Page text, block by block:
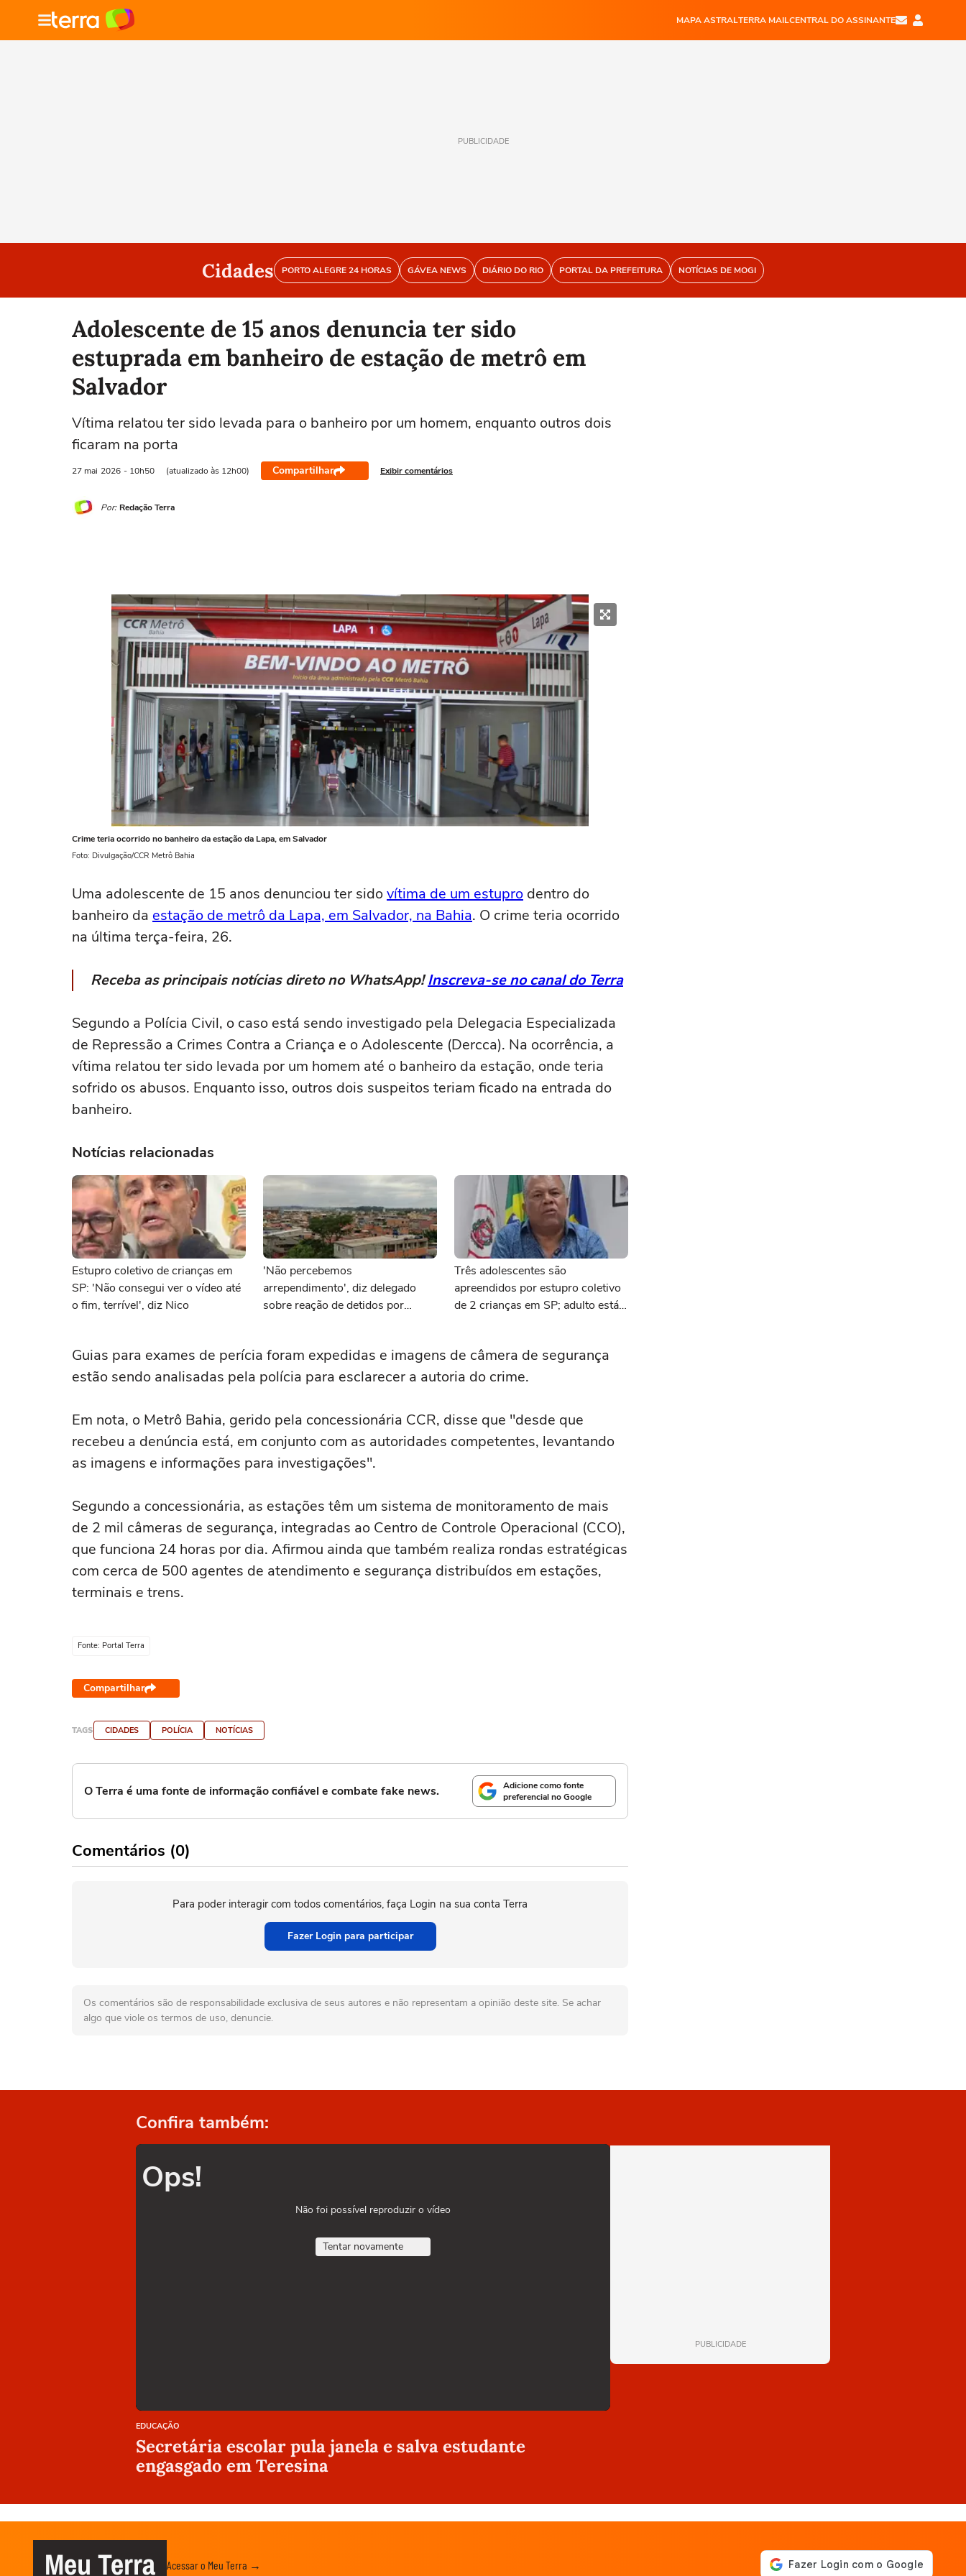
MAPA ASTRALTERRA MAILCENTRAL DO ASSINANTE
PUBLICIDADE
Cidades PORTO ALEGRE 24 HORAS GÁVEA NEWS DIÁRIO DO RIO PORTAL DA PREFEITURA NOTÍCIAS DE MOGI
Adolescente de 15 anos denuncia ter sido
estuprada em banheiro de estação de metrô em
Salvador
Vítima relatou ter sido levada para o banheiro por um homem, enquanto outros dois
ficaram na porta
27 mai 2026 - 10h50 (atualizado às 12h00) Compartilhar Exibir comentários
Por: Redação Terra
Crime teria ocorrido no banheiro da estação da Lapa, em Salvador
Foto: Divulgação/CCR Metrô Bahia
Uma adolescente de 15 anos denunciou ter sidovítima de um estupro dentro do
banheiro da estação de metrô da Lapa, em Salvador, na Bahia. O crime teria ocorrido
na última terça-feira, 26.
Receba as principais notícias direto no WhatsApp!Inscreva-se no canal do Terra
Segundo a Polícia Civil, o caso está sendo investigado pela Delegacia Especializada
de Repressão a Crimes Contra a Criança e o Adolescente (Dercca). Na ocorrência, a
vítima relatou ter sido levada por um homem até o banheiro da estação, onde teria
sofrido os abusos. Enquanto isso, outros dois suspeitos teriam ficado na entrada do
banheiro.
Notícias relacionadas
Estupro coletivo de crianças em
SP: 'Não consegui ver o vídeo até
o fim, terrível', diz Nico
'Não percebemos
arrependimento', diz delegado
sobre reação de detidos por
Três adolescentes são
apreendidos por estupro coletivo
de 2 crianças em SP; adulto está
Guias para exames de perícia foram expedidas e imagens de câmera de segurança
estão sendo analisadas pela polícia para esclarecer a autoria do crime.
Em nota, o Metrô Bahia, gerido pela concessionária CCR, disse que "desde que
recebeu a denúncia está, em conjunto com as autoridades competentes, levantando
as imagens e informações para investigações".
Segundo a concessionária, as estações têm um sistema de monitoramento de mais
de 2 mil câmeras de segurança, integradas ao Centro de Controle Operacional (CCO),
que funciona 24 horas por dia. Afirmou ainda que também realiza rondas estratégicas
com cerca de 500 agentes de atendimento e segurança distribuídos em estações,
terminais e trens.
Fonte: Portal Terra
Compartilhar
TAGS CIDADES POLÍCIA NOTÍCIAS
O Terra é uma fonte de informação confiável e combate fake news.
Adicione como fonte
preferencial no Google
Comentários (0)
Para poder interagir com todos comentários, faça Login na sua conta Terra
Fazer Login para participar
Os comentários são de responsabilidade exclusiva de seus autores e não representam a opinião deste site. Se achar
algo que viole os termos de uso, denuncie.
Confira também:
Ops!
Não foi possível reproduzir o vídeo
Tentar novamente
EDUCAÇÃO
Secretária escolar pula janela e salva estudante
engasgado em Teresina
PUBLICIDADE
Meu Terra Acessar o Meu Terra →